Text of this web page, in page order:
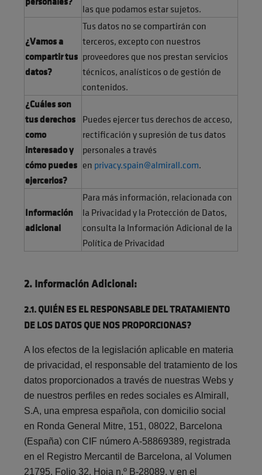
las que podamos estar sujetos.
¿Vamos a
compartir tus
datos?
Tus datos no se compartirán con
terceros, excepto con nuestros
proveedores que nos prestan servicios
técnicos, analísticos o de gestión de
contenidos.
¿Cuáles son
tus derechos
como
interesado y
cómo puedes
ejercerlos?
Puedes ejercer tus derechos de acceso,
rectificación y supresión de tus datos
personales a través
en privacy.spain@almirall.com.
Información
adicional
Para más información, relacionada con
la Privacidad y la Protección de Datos,
consulta la Información Adicional de la
Política de Privacidad
2. Información Adicional:
2.1. QUIÉN ES EL RESPONSABLE DEL TRATAMIENTO
DE LOS DATOS QUE NOS PROPORCIONAS?
A los efectos de la legislación aplicable en materia
de privacidad, el responsable del tratamiento de los
datos proporcionados a través de nuestras Webs y
de nuestros perfiles en redes sociales es Almirall,
S.A, una empresa española, con domicilio social
en Ronda General Mitre, 151, 08022, Barcelona
(España) con CIF número A-58869389, registrada
en el Registro Mercantil de Barcelona, al Volumen
21795, Folio 32, Hoja n.º B-28089, y en el